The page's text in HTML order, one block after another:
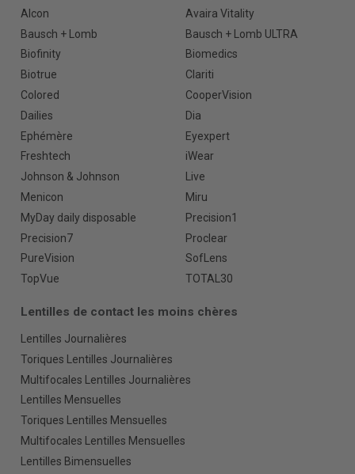
Alcon
Avaira Vitality
Bausch + Lomb
Bausch + Lomb ULTRA
Biofinity
Biomedics
Biotrue
Clariti
Colored
CooperVision
Dailies
Dia
Ephémère
Eyexpert
Freshtech
iWear
Johnson & Johnson
Live
Menicon
Miru
MyDay daily disposable
Precision1
Precision7
Proclear
PureVision
SofLens
TopVue
TOTAL30
Lentilles de contact les moins chères
Lentilles Journalières
Toriques Lentilles Journalières
Multifocales Lentilles Journalières
Lentilles Mensuelles
Toriques Lentilles Mensuelles
Multifocales Lentilles Mensuelles
Lentilles Bimensuelles